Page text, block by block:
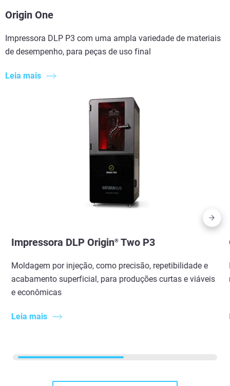
Origin One
Impressora DLP P3 com uma ampla variedade de materiais
de desempenho, para peças de uso final
Leia mais
Impressora DLP Origin®Two P3
Moldagem por injeção, como precisão, repetibilidade e
acabamento superficial, para produções curtas e viáveis
e econômicas
Leia mais